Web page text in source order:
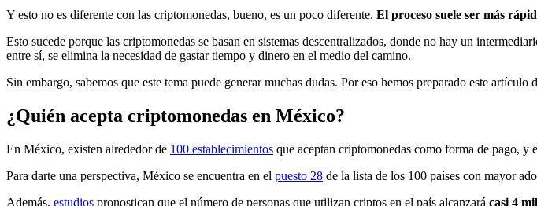
Y esto no es diferente con las criptomonedas, bueno, es un poco diferente. El proceso suele ser más
Esto sucede porque las criptomonedas se basan en sistemas descentralizados, donde no hay un
entre sí, se elimina la necesidad de gastar tiempo y dinero en el medio del camino.
Sin embargo, sabemos que este tema puede generar muchas dudas. Por eso hemos preparado este artículo
¿Quién acepta criptomonedas en México?
En México, existen alrededor de 100 establecimientos que aceptan criptomonedas como forma de pago, y
Para darte una perspectiva, México se encuentra en el puesto 28 de la lista de los 100 países con mayor
Además, estudios pronostican que el número de personas que utilizan criptos en el país alcanzará casi 4